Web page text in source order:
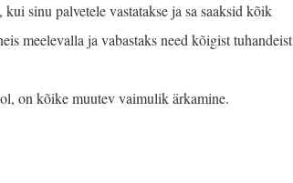
sinu palvetele vastatakse ja sa saaksid kõik
meelevalla ja vabastaks need kõigist tuhandeist
on kõike muutev vaimulik ärkamine.